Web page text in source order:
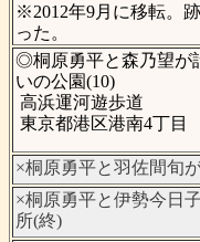
※2012年9月に移転。
った。
◎桐原勇平と森乃望が
いの公園(10)
高浜運河遊歩道
東京都港区港南4丁目
×桐原勇平と羽佐間旬
×桐原勇平と伊勢今日
所(終)